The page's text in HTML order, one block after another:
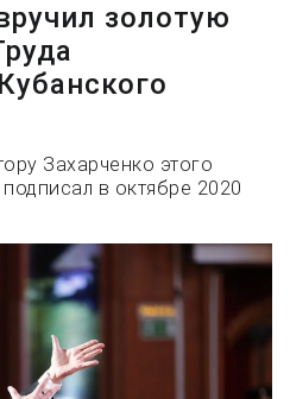
золотую
Захарченко этого
в октябре 2020